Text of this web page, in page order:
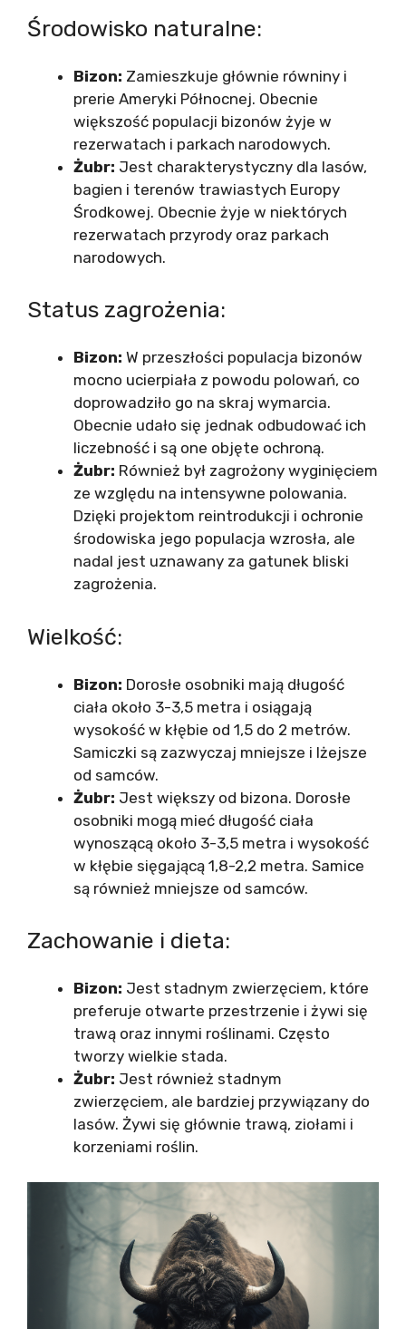
Środowisko naturalne:
Bizon: Zamieszkuje głównie równiny i
prerie Ameryki Północnej. Obecnie
większość populacji bizonów żyje w
rezerwatach i parkach narodowych.
Żubr: Jest charakterystyczny dla lasów,
bagien i terenów trawiastych Europy
Środkowej. Obecnie żyje w niektórych
rezerwatach przyrody oraz parkach
narodowych.
Status zagrożenia:
Bizon: W przeszłości populacja bizonów
mocno ucierpiała z powodu polowań, co
doprowadziło go na skraj wymarcia.
Obecnie udało się jednak odbudować ich
liczebność i są one objęte ochroną.
Żubr: Również był zagrożony wyginięciem
ze względu na intensywne polowania.
Dzięki projektom reintrodukcji i ochronie
środowiska jego populacja wzrosła, ale
nadal jest uznawany za gatunek bliski
zagrożenia.
Wielkość:
Bizon: Dorosłe osobniki mają długość
ciała około 3-3,5 metra i osiągają
wysokość w kłębie od 1,5 do 2 metrów.
Samiczki są zazwyczaj mniejsze i lżejsze
od samców.
Żubr: Jest większy od bizona. Dorosłe
osobniki mogą mieć długość ciała
wynoszącą około 3-3,5 metra i wysokość
w kłębie sięgającą 1,8-2,2 metra. Samice
są również mniejsze od samców.
Zachowanie i dieta:
Bizon: Jest stadnym zwierzęciem, które
preferuje otwarte przestrzenie i żywi się
trawą oraz innymi roślinami. Często
tworzy wielkie stada.
Żubr: Jest również stadnym
zwierzęciem, ale bardziej przywiązany do
lasów. Żywi się głównie trawą, ziołami i
korzeniami roślin.